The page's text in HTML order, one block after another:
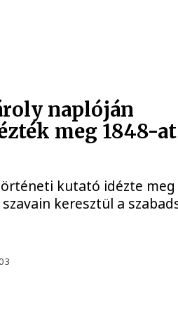
naplóján
meg 1848-at
kutató idézte meg
keresztül a